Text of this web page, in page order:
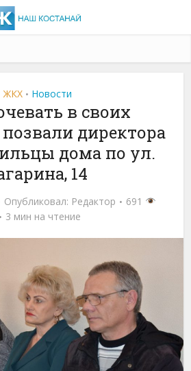
ЖКХ • Новости
в своих
директора
дома по ул.
14
Опубликовал: Редактор
691
3 мин на чтение